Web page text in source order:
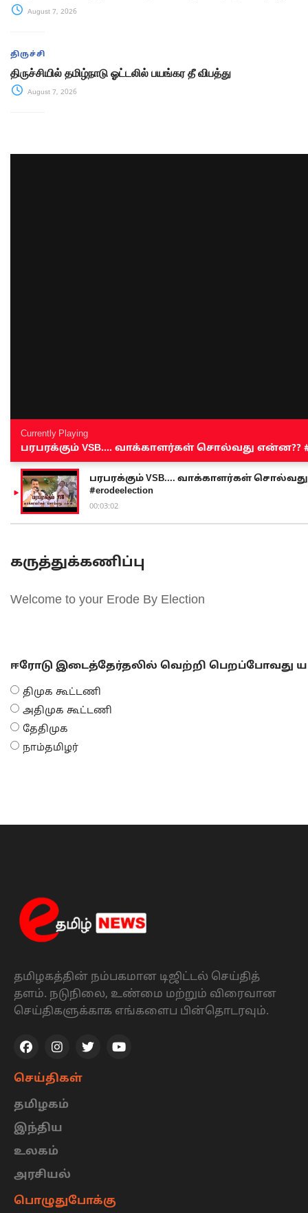
August 7, 2026
திருச்சி
திருச்சியில் தமிழ்நாடு ஓட்டலில் பயங்கர தீ விபத்து
August 7, 2026
Currently Playing
பரபரக்கும் VSB.... வாக்காளர்கள் சொல்வது என்ன??
பரபரக்கும் VSB.... வாக்காளர்கள் சொல்வது
#erodeelection
00:03:02
கருத்துக்கணிப்பு
Welcome to your Erode By Election
ஈரோடு இடைத்தேர்தலில் வெற்றி பெறப்போவது
திமுக கூட்டணி
அதிமுக கூட்டணி
தேதிமுக
நாம்தமிழர்
தமிழகத்தின் நம்பகமான டிஜிட்டல் செய்தித்
தளம். நடுநிலை, உண்மை மற்றும் விரைவான
செய்திகளுக்காக எங்களைப பின்தொடரவும்.
செய்திகள்
தமிழகம்
இந்திய
உலகம்
அரசியல்
பொழுதுபோக்கு